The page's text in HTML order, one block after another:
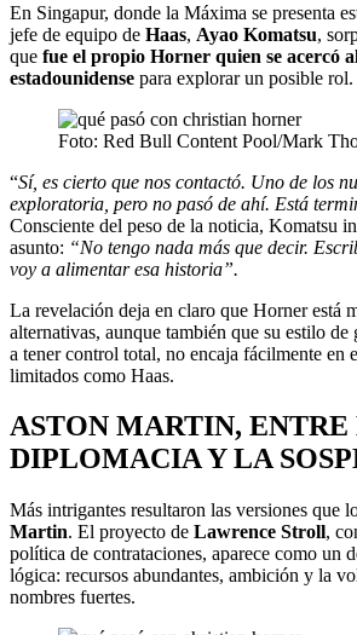
En Singapur, donde la Máxima se presenta
jefe de equipo de Haas, Ayao Komatsu,
que fue el propio Horner quien se acercó
estadounidense para explorar un posible rol.
Foto: Red Bull Content Pool/Mark
“Sí, es cierto que nos contactó. Uno de los
exploratoria, pero no pasó de ahí. Está
Consciente del peso de la noticia, Komatsu
asunto: “No tengo nada más que decir.
voy a alimentar esa historia”.
La revelación deja en claro que Horner está
alternativas, aunque también que su estilo de
a tener control total, no encaja fácilmente en
limitados como Haas.
ASTON MARTIN, ENTRE
DIPLOMACIA Y LA
Más intrigantes resultaron las versiones que
Martin. El proyecto de Lawrence Stroll,
política de contrataciones, aparece como un
lógica: recursos abundantes, ambición y la
nombres fuertes.